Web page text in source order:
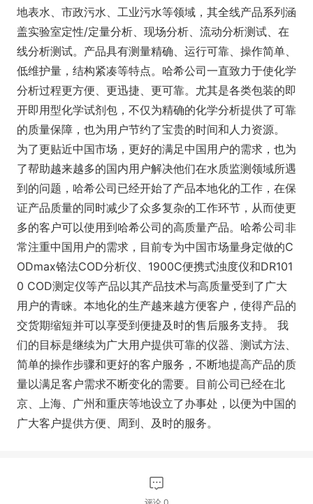
地表水、市政污水、工业污水等领域，其全线产品系列涵
盖实验室定性/定量分析、现场分析、流动分析测试、在
线分析测试。产品具有测量精确、运行可靠、操作简单、
低维护量，结构紧凑等特点。哈希公司一直致力于使化学
分析过程更方便、更迅捷、更可靠。尤其是各类包装的即
开即用型化学试剂包，不仅为精确的化学分析提供了可靠
的质量保障，也为用户节约了宝贵的时间和人力资源。
为了更贴近中国市场，更好的满足中国用户的需求，也为
了帮助越来越多的国内用户解决他们在水质监测领域所遇
到的问题，哈希公司已经开始了产品本地化的工作，在保
证产品质量的同时减少了众多复杂的工作环节，从而使更
多的客户可以使用到哈希公司的高质量产品。哈希公司非
常注重中国用户的需求，目前专为中国市场量身定做的C
ODmax铬法COD分析仪、1900C便携式浊度仪和DR101
0 COD测定仪等产品以其产品技术与高质量受到了广大
用户的青睐。本地化的生产越来越方便客户，使得产品的
交货期缩短并可以享受到便捷及时的售后服务支持。 我
们的目标是继续为广大用户提供可靠的仪器、测试方法、
简单的操作步骤和更好的客户服务，不断地提高产品的质
量以满足客户需求不断变化的需要。目前公司已经在北
京、上海、广州和重庆等地设立了办事处，以便为中国的
广大客户提供方便、周到、及时的服务。